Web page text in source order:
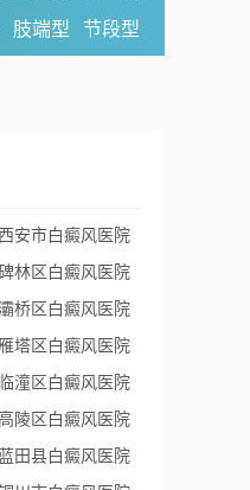
肢端型 节段型
西安市白癜风医院
林区白癜风医院
桥区白癜风医院
雁塔区白癜风医院
临潼区白癜风医院
高陵区白癜风医院
蓝田县白癜风医院